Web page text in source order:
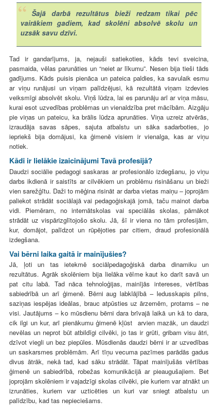
Šajā darbā rezultātus bieži redzam tikai pēc
vairākiem gadiem, kad skolēni absolvē skolu un
uzsāk savu dzīvi.
Tad ir gandarījums, ja, nejauši satiekoties, kāds tevi sveicina,
pasmaida, vēlas parunāties un “neiet ar līkumu”. Nesen bija tieši tāds
gadījums. Kāds puisis pienāca un pateica paldies, ka savulaik esmu
ar viņu runājusi un viņam palīdzējusi, kā rezultātā viņam izdevies
veiksmīgi absolvēt skolu. Viņš lūdza, lai es parunāju arī ar viņa māsu,
kurai esot uzvedības problēmas un vienaldzība pret mācībām. Aizgāju
pie viņas un pateicu, ka brālis lūdza aprunāties. Viņa uzreiz atvērās,
izraudāja savas sāpes, sajuta atbalstu un sāka sadarboties, jo
iepriekš bija domājusi, ka ģimenē visiem ir vienalga, kas ar viņu
notiek.
Kādi ir lielākie izaicinājumi Tavā profesijā?
Daudzi sociālie pedagogi saskaras ar profesionālo izdegšanu, jo viņu
darbs ikdienā ir saistīts ar cilvēkiem un problēmu risināšanu un bieži
vien sarežģītu. Daži to mēģina risināt ar darba vietas maiņu – joprojām
paliekot strādāt sociālajā vai pedagoģiskajā jomā, taču mainot darba
vidi. Piemēram, no internātskolas vai speciālās skolas, pārnākot
strādāt uz vispārizglītojošo skolu. Jā, šī ir viena no tām profesijām,
kur, domājot, palīdzot un rūpējoties par citiem, draud profesionālā
izdegšana.
Vai bērni laika gaitā ir mainījušies?
Jā, ļoti un tas ietekmē sociālpedagoģiskā darba dinamiku un
rezultātus. Agrāk skolēniem bija lielāka vēlme kaut ko darīt savā un
pat citu labā. Tad nāca tehnoloģijas, mainījās intereses, vērtības
sabiedrībā un arī ģimenē. Bērni aug labklājībā – ledusskapis pilns,
saziņas iespējas ideālas, brauc atpūsties uz ārzemēm, protams – ne
visi. Jautājums – ko mūsdienu bērni dara brīvajā laikā un kā to dara,
cik ilgi un kur, arī pienākumu ģimenē kļūst arvien mazāk, un daudzi
nevēlas un neprot būt atbildīgi cilvēki, jo tas ir grūti, gribam visu ātri,
dzīvot viegli un bez piepūles. Mūsdienās daudzi bērni ir ar uzvedības
un saskarsmes problēmām. Arī tīņu vecuma pazīmes parādās gadus
divus ātrāk, nekā tad, kad sāku strādāt. Tāpat mainījušās vērtības
ģimenē un sabiedrībā, robežas komunikācijā ar pieaugušajiem. Bet
joprojām skolēniem ir vajadzīgi skolas cilvēki, pie kuriem var atnākt un
izrunāties, kuriem var uzticēties un kuri var sniegt atbalstu un
palīdzību, kad tas nepieciešams.